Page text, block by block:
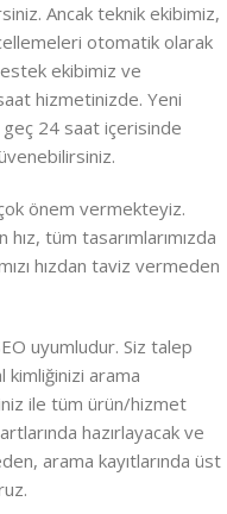
Ancak teknik ekibimiz,
otomatik olarak
ekibimiz ve
hizmetinizde. Yeni
geç 24 saat içerisinde
önem vermekteyiz.
tüm tasarımlarımızda
hızdan taviz vermeden
uyumludur. Siz talep
kimliğinizi arama
ile tüm ürün/hizmet
hazırlayacak ve
arama kayıtlarında üst